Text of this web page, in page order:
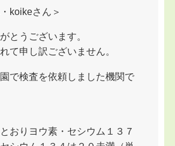
koikeさん＞
とうございます。
て申し訳ございません。
で検査を依頼しました機関で
おりヨウ素・セシウム１３７